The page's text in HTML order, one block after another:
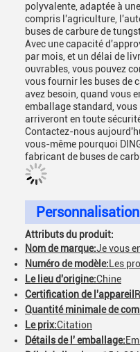
polyvalente, adaptée à
compris l'agriculture,
buses de carbure de
Avec une capacité
par mois, et un délai de
ouvrables, vous pouvez
vous fournir les buses de
avez besoin, quand vous
emballage standard,
arriveront en toute
Contactez-nous
vous-même pourquoi
fabricant de buses de
Attributs du produit:
Nom de marque:Je vous
Numéro de modèle: Les
Le lieu d'origine:Chine
Certification de l'appareil
Quantité minimale de
Le prix:Citation
Détails de l' emballage: